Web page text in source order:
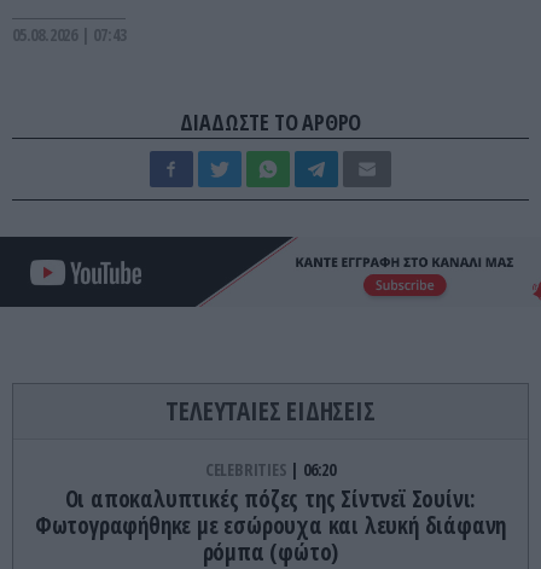
05.08.2026 | 07:43
ΔΙΑΔΩΣΤΕ ΤΟ ΑΡΘΡΟ
ΤΕΛΕΥΤΑΙΕΣ ΕΙΔΗΣΕΙΣ
CELEBRITIES 06:20
Οι αποκαλυπτικές πόζες της Σίντνεϊ Σουίνι:
Φωτογραφήθηκε με εσώρουχα και λευκή διάφανη
ρόμπα (φώτο)